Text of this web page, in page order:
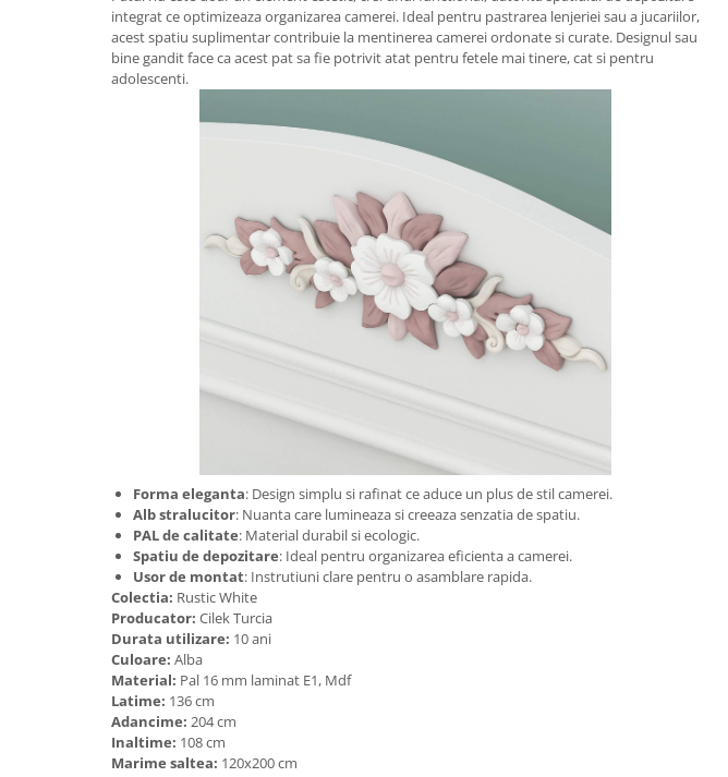
integrat ce optimizeaza organizarea camerei. Ideal pentru pastrarea lenjeriei sau a jucariilor,
acest spatiu suplimentar contribuie la mentinerea camerei ordonate si curate. Designul sau
bine gandit face ca acest pat sa fie potrivit atat pentru fetele mai tinere, cat si pentru
adolescenti.
Forma eleganta: Design simplu si rafinat ce aduce un plus de stil camerei.
Alb stralucitor: Nuanta care lumineaza si creeaza senzatia de spatiu.
PAL de calitate: Material durabil si ecologic.
Spatiu de depozitare: Ideal pentru organizarea eficienta a camerei.
Usor de montat: Instrutiuni clare pentru o asamblare rapida.
Colectia: Rustic White
Producator: Cilek Turcia
Durata utilizare: 10 ani
Culoare: Alba
Material: Pal 16 mm laminat E1, Mdf
Latime: 136 cm
Adancime: 204 cm
Inaltime: 108 cm
Marime saltea: 120x200 cm